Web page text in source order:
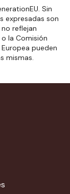
Sin
expresadas son
reflejan
la Comisión
pueden
mismas.